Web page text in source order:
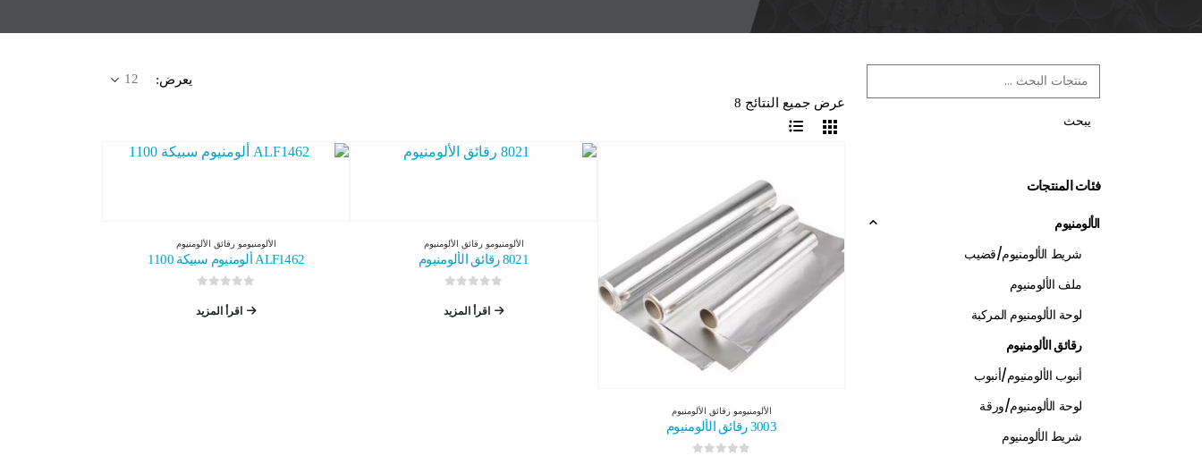
يعرض:
عرض جميع النتائج 8
الألومنيومورقائق الألومنيوم
3003 رقائق الألومنيوم
الألومنيومورقائق الألومنيوم
8021 رقائق الألومنيوم
اقرأ المزيد
الألومنيومورقائق الألومنيوم
ALF1462 ألومنيوم سبيكة 1100
اقرأ المزيد
يبحث
فئات المنتجات
الألومنيوم
شريط الألومنيوم/قضيب
ملف الألومنيوم
لوحة الألومنيوم المركبة
رقائق الألومنيوم
أنبوب الألومنيوم/أنبوب
لوحة الألومنيوم/ورقة
شريط الألومنيوم